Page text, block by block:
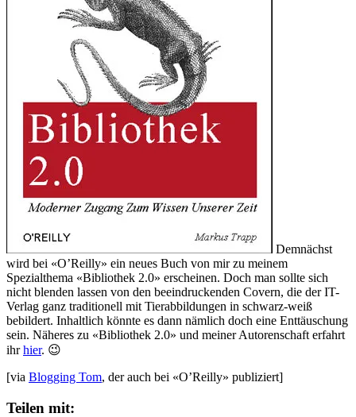
Demnächst
wird bei «O’Reilly» ein neues Buch von mir zu meinem
Spezialthema «Bibliothek 2.0» erscheinen. Doch man sollte sich
nicht blenden lassen von den beeindruckenden Covern, die der IT-
Verlag ganz traditionell mit Tierabbildungen in schwarz-weiß
bebildert. Inhaltlich könnte es dann nämlich doch eine Enttäuschung
sein. Näheres zu «Bibliothek 2.0» und meiner Autorenschaft erfahrt
ihrhier. 😉
[via Blogging Tom, der auch bei «O’Reilly» publiziert]
Teilen mit: